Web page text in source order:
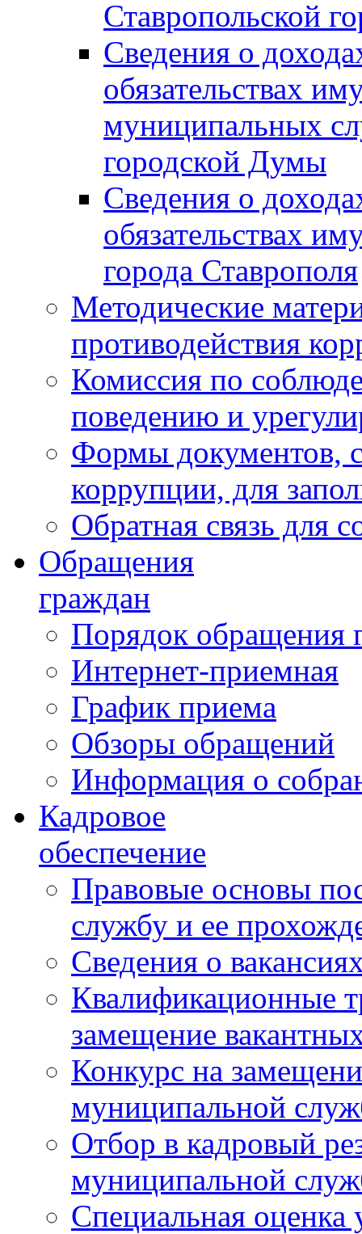
Ставропольской
Сведения о
обязательствах
муниципальных
городской Думы
Сведения о
обязательствах
города Ставрополя
Методические
противодействия
Комиссия по
поведению и
Формы документов,
коррупции, для
Обратная связь для
Обращения
граждан
Порядок обращения
Интернет-приемная
График приема
Обзоры обращений
Информация о
Кадровое
обеспечение
Правовые основы
службу и ее
Сведения о
Квалификационные
замещение
Конкурс на
муниципальной
Отбор в кадровый
муниципальной
Специальная оценка